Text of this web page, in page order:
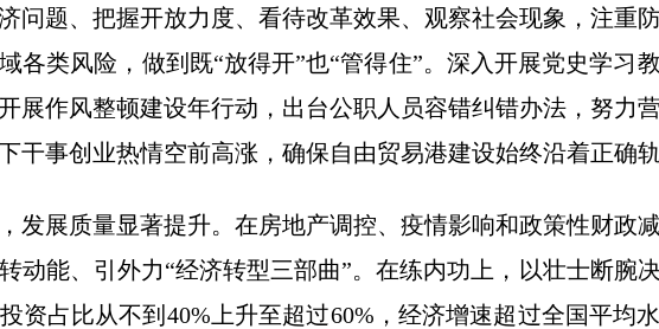
问题、把握开放力度、看待改革效果、观察社会现象，注重
各类风险，做到既“放得开”也“管得住”。深入开展党史学习
展作风整顿建设年行动，出台公职人员容错纠错办法，努力
干事创业热情空前高涨，确保自由贸易港建设始终沿着正确轨
发展质量显著提升。在房地产调控、疫情影响和政策性财政
动能、引外力“经济转型三部曲”。在练内功上，以壮士断腕
资占比从不到40%上升至超过60%，经济增速超过全国平均